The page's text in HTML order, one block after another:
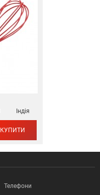
Індія
КУПИТИ
Телефони